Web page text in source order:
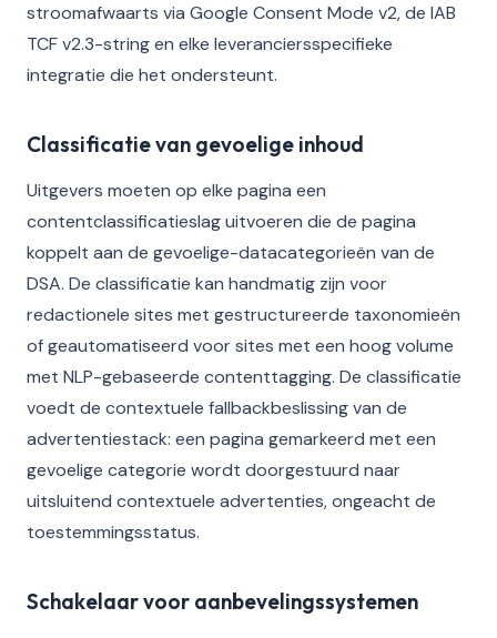
stroomafwaarts via Google Consent Mode v2, de IAB
TCF v2.3-string en elke leveranciersspecifieke
integratie die het ondersteunt.
Classificatie van gevoelige inhoud
Uitgevers moeten op elke pagina een
contentclassificatieslag uitvoeren die de pagina
koppelt aan de gevoelige-datacategorieën van de
DSA. De classificatie kan handmatig zijn voor
redactionele sites met gestructureerde taxonomieën
of geautomatiseerd voor sites met een hoog volume
met NLP-gebaseerde contenttagging. De classificatie
voedt de contextuele fallbackbeslissing van de
advertentiestack: een pagina gemarkeerd met een
gevoelige categorie wordt doorgestuurd naar
uitsluitend contextuele advertenties, ongeacht de
toestemmingsstatus.
Schakelaar voor aanbevelingssystemen